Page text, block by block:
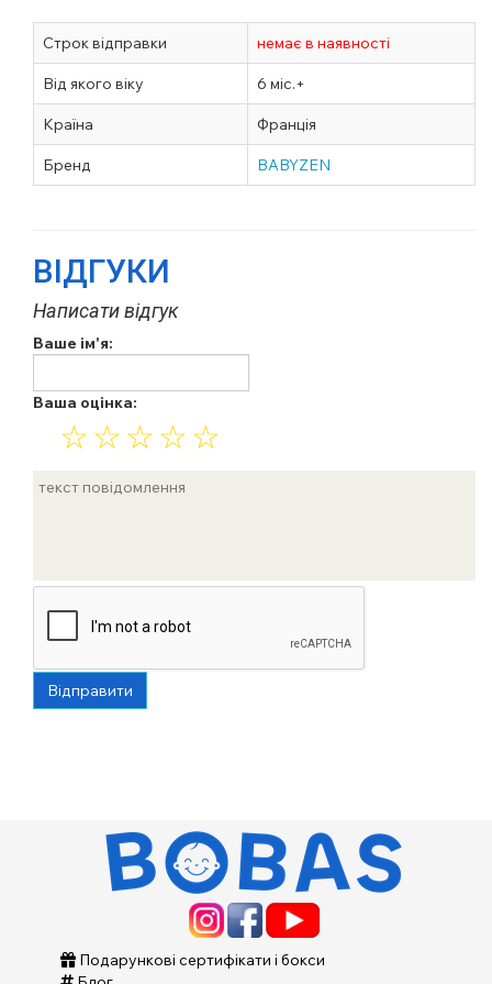
Строк відправки немає в наявності
Від якого віку 6 міс.+
Країна Франція
Бренд BABYZEN
ВІДГУКИ
Написати відгук
Ваше ім'я:
Ваша оцінка:
☆
☆
☆
☆
☆
Відправити
Подарункові сертифікати і бокси